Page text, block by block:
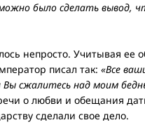
было сделать вывод,
непросто. Учитывая ее
писал так: «Все
сжалитесь над моим
о любви и обещания
сделали свое дело.